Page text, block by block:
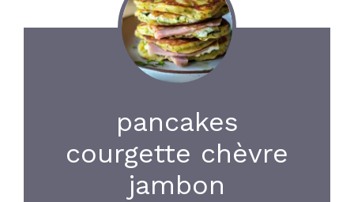
pancakes
courgette chèvre
jambon